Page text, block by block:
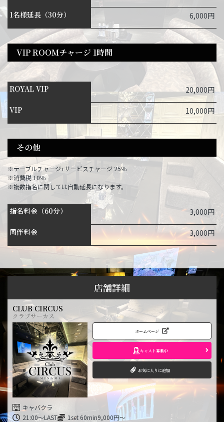
1名様延長（30分）
6,000円
VIP ROOMチャージ 1時間
ROYAL VIP
20,000円
VIP
10,000円
その他
※テーブルチャージ+サービスチャージ 25％
※消費税 10％
※複数指名に関しては自動延長になります。
指名料金（60分）
3,000円
同伴料金
3,000円
店舗詳細
CLUB CIRCUS
クラブサーカス
キャバクラ
21:00〜LAST
1set 60min9,000円～
ホームページ
キャスト募集中
お気に入りに追加